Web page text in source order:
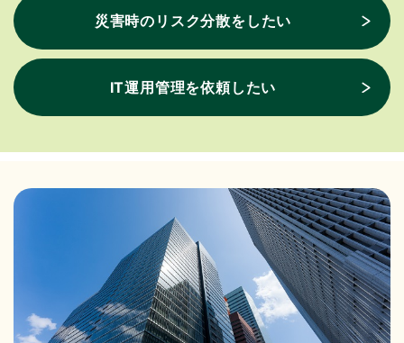
災害時のリスク分散をしたい
IT運用管理を依頼したい